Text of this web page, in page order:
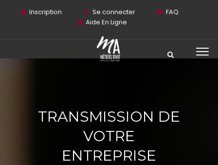
Inscription Se connecter
FAQ
Aide En Ligne
TRANSMISSION DE
VOTRE
ENTREPRISE